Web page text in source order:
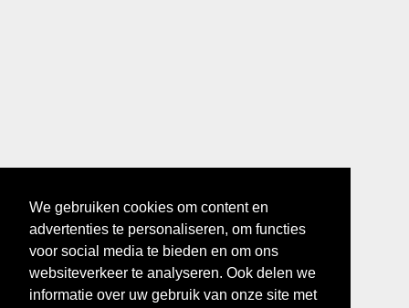
We gebruiken cookies om content en
advertenties te personaliseren, om functies
voor social media te bieden en om ons
websiteverkeer te analyseren. Ook delen we
informatie over uw gebruik van onze site met